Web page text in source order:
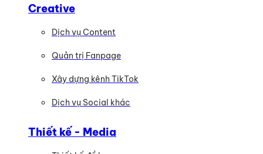
Creative
Dịch vụ Content
Quản trị Fanpage
Xây dựng kênh TikTok
Dịch vụ Social khác
Thiết kế - Media